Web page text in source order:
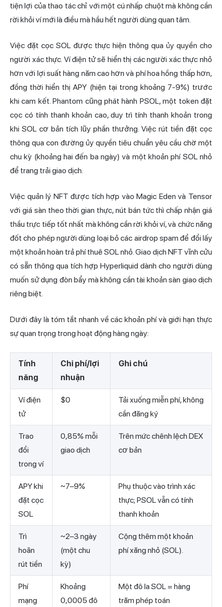
tiện lợi của thao tác chỉ với một cú nhấp chuột mà không cần
rời khỏi ví mới là điều mà hầu hết người dùng quan tâm.
Việc đặt cọc SOL được thực hiện thông qua ủy quyền cho
người xác thực. Ví điện tử sẽ hiển thị các người xác thực nhỏ
hơn với lợi suất hàng năm cao hơn và phí hoa hồng thấp hơn,
đồng thời hiển thị APY (hiện tại trong khoảng 7-9%) trước
khi cam kết. Phantom cũng phát hành PSOL, một token đặt
cọc có tính thanh khoản cao, duy trì tính thanh khoản trong
khi SOL cơ bản tích lũy phần thưởng. Việc rút tiền đặt cọc
thông qua con đường ủy quyền tiêu chuẩn yêu cầu chờ một
chu kỳ (khoảng hai đến ba ngày) và một khoản phí SOL nhỏ
để trang trải giao dịch.
Việc quản lý NFT được tích hợp vàoMagic Eden và Tensor
với giá sàn theo thời gian thực, nút bán tức thì chấp nhận giá
thầu trực tiếp tốt nhất mà không cần rời khỏi ví, và chức năng
đốt cho phép người dùng loại bỏ các airdrop spam để đổi lấy
một khoản hoàn trả phí thuê SOL nhỏ. Giao dịch NFT vĩnh cửu
có sẵn thông qua tích hợp Hyperliquid dành cho người dùng
muốn sử dụng đòn bẩy mà không cần tài khoản sàn giao dịch
riêng biệt.
Dưới đây là tóm tắt nhanh về các khoản phí và giới hạn thực
sự quan trọng trong hoạt động hàng ngày:
Tính
năng
Chi phí/lợi
nhuận
Ghi chú
Ví điện
tử
$0
Tải xuống miễn phí, không
cần đăng ký
Trao
đổi
trong ví
0,85% mỗi
giao dịch
Trên mức chênh lệch DEX
cơ bản
APY khi
đặt cọc
SOL
~7–9%
Phụ thuộc vào trình xác
thực; PSOL vẫn có tính
thanh khoản
Trì
hoãn
rút tiền
~2–3 ngày
(một chu
kỳ)
Cộng thêm một khoản
phí xăng nhỏ (SOL).
Phí
mạng
Khoảng
0,0005 đô
Một đô la SOL = hàng
trăm phép toán